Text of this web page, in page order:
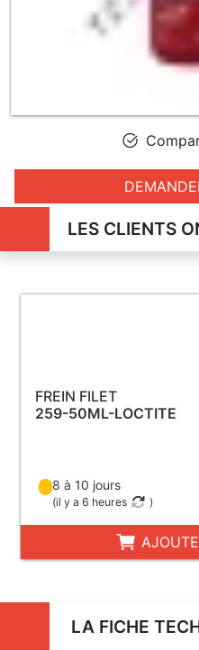
LES CLIENTS
FREIN FILET
259-50ML-LOCTITE
8 à 10 jours
(il y a 6 heures )
LA FICHE